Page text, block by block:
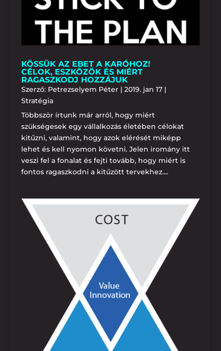
KÖSSÜK AZ EBET A KARÓHOZ!
CÉLOK, ESZKÖZÖK ÉS MIÉRT
RAGASZKODJ HOZZÁJUK
Szerző: Petrezselyem Péter| 2019. jan 17|
Stratégia
Többször írtunk már arról, hogy miért
szükségesek egy vállalkozás életében célokat
kitűzni, valamint, hogy azok elérését miképp
lehet és kell nyomon követni. Jelen iromány itt
veszi fel a fonalat és fejti tovább, hogy miért is
fontos ragaszkodni a kitűzött tervekhez....